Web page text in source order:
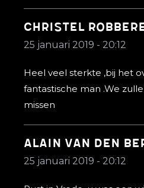
Christel
25 januari 2019 - 20:12
Heel veel sterkte ,bij het
fantastische man .We
missen
Alain Van den
25 januari 2019 - 20:12